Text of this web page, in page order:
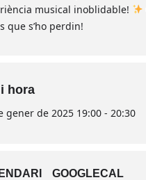
musical inoblidable!
que s’ho perdin!
hora
gener de 2025 19:00 - 20:30
GOOGLECAL